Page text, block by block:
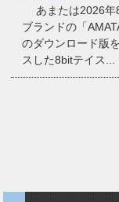
あまたは2026年
ブランドの「
のダウンロード版
スした8bitテイス...